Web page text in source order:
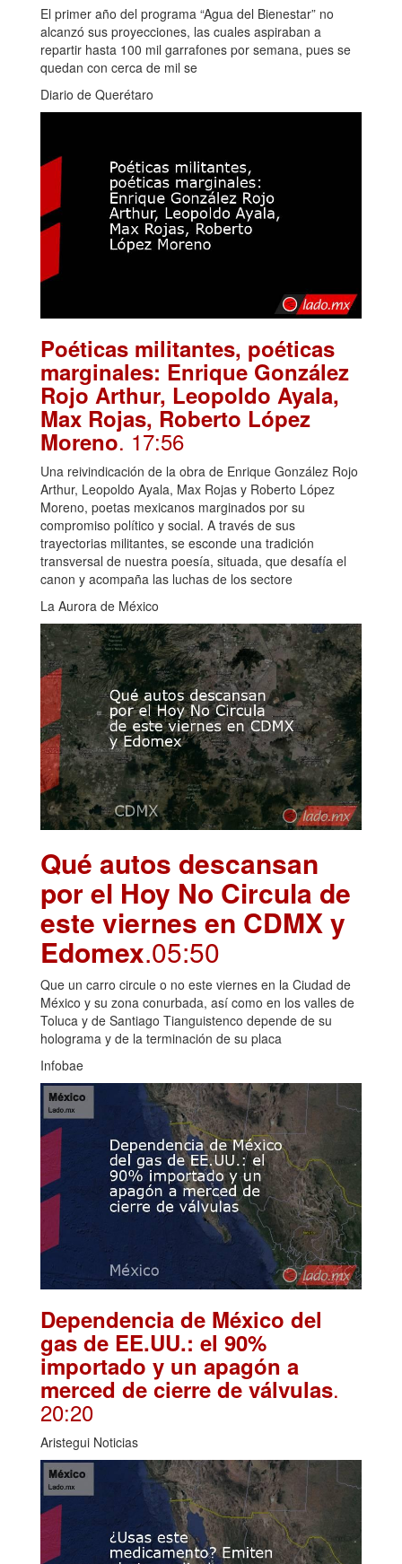
El primer año del programa “Agua del Bienestar” no
alcanzó sus proyecciones, las cuales aspiraban a
repartir hasta 100 mil garrafones por semana, pues se
quedan con cerca de mil se
Diario de Querétaro
Poéticas militantes, poéticas
marginales: Enrique González
Rojo Arthur, Leopoldo Ayala,
Max Rojas, Roberto López
Moreno. 17:56
Una reivindicación de la obra de Enrique González Rojo
Arthur, Leopoldo Ayala, Max Rojas y Roberto López
Moreno, poetas mexicanos marginados por su
compromiso político y social. A través de sus
trayectorias militantes, se esconde una tradición
transversal de nuestra poesía, situada, que desafía el
canon y acompaña las luchas de los sectore
La Aurora de México
Qué autos descansan
por el Hoy No Circula de
este viernes en CDMX y
Edomex.05:50
Que un carro circule o no este viernes en la Ciudad de
México y su zona conurbada, así como en los valles de
Toluca y de Santiago Tianguistenco depende de su
holograma y de la terminación de su placa
Infobae
Dependencia de México del
gas de EE.UU.: el 90%
importado y un apagón a
merced de cierre de válvulas.
20:20
Aristegui Noticias